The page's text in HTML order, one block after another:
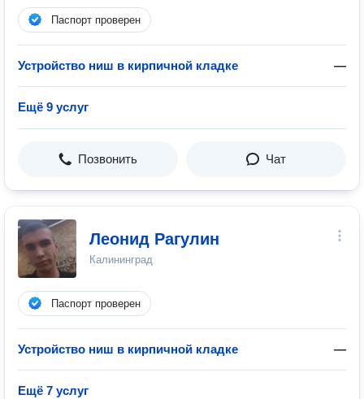
Паспорт проверен
Устройство ниш в кирпичной кладке —
Ещё 9 услуг
Позвонить Чат
Леонид Рагулин
Калининград
Паспорт проверен
Устройство ниш в кирпичной кладке —
Ещё 7 услуг